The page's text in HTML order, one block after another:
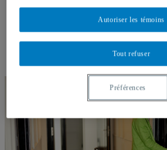
bonheur ? Des recherches
The Conversation Canada
04 août 2025
Tout refuser
Autoriser les témoins
Préférences